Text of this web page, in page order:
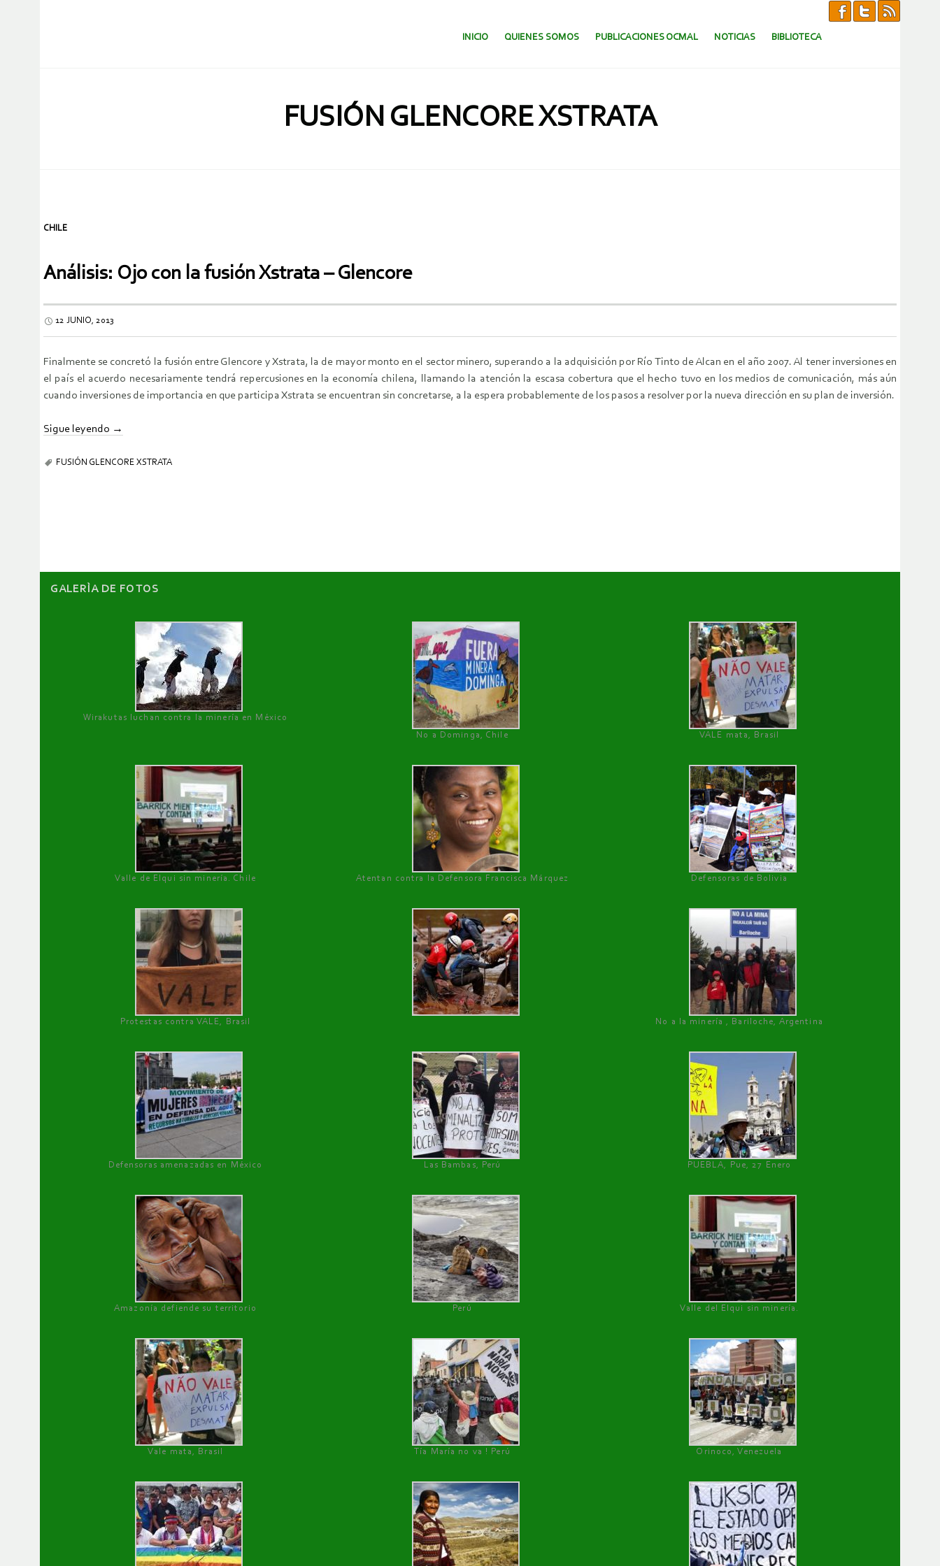
SALTAR AL CONTENIDO.
INICIO QUIENES SOMOS PUBLICACIONES OCMAL NOTICIAS BIBLIOTECA
FUSIÓN GLENCORE XSTRATA
CHILE
Análisis: Ojo con la fusión Xstrata – Glencore
12 JUNIO, 2013
Finalmente se concretó la fusión entre Glencore y Xstrata, la de mayor monto en el sector minero, superando a la adquisición por Río Tinto de Alcan en el año 2007. Al tener inversiones en
el país el acuerdo necesariamente tendrá repercusiones en la economía chilena, llamando la atención la escasa cobertura que el hecho tuvo en los medios de comunicación, más aún
cuando inversiones de importancia en que participa Xstrata se encuentran sin concretarse, a la espera probablemente de los pasos a resolver por la nueva dirección en su plan de inversión.
Sigue leyendo →
FUSIÓN GLENCORE XSTRATA
GALERÌA DE FOTOS
Wirakutas luchan contra la minería en México
No a Dominga, Chile
VALE mata, Brasil
Valle de Elqui sin minería. Chile Atentan contra la Defensora Francisca Márquez Defensoras de Bolivia
Protestas contra VALE, Brasil No a la minería , Bariloche, Argentina
Defensoras amenazadas en México Las Bambas, Perú PUEBLA, Pue, 27 Enero
Amazonía defiende su territorio Perú Valle del Elqui sin minería.
Vale mata, Brasil Tía María no va ! Perú Orinoco, Venezuela